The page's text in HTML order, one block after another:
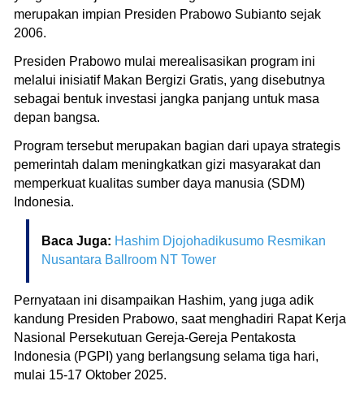
merupakan impian Presiden Prabowo Subianto sejak
2006.
Presiden Prabowo mulai merealisasikan program ini
melalui inisiatif Makan Bergizi Gratis, yang disebutnya
sebagai bentuk investasi jangka panjang untuk masa
depan bangsa.
Program tersebut merupakan bagian dari upaya strategis
pemerintah dalam meningkatkan gizi masyarakat dan
memperkuat kualitas sumber daya manusia (SDM)
Indonesia.
Baca Juga: Hashim Djojohadikusumo Resmikan
Nusantara Ballroom NT Tower
Pernyataan ini disampaikan Hashim, yang juga adik
kandung Presiden Prabowo, saat menghadiri Rapat Kerja
Nasional Persekutuan Gereja-Gereja Pentakosta
Indonesia (PGPI) yang berlangsung selama tiga hari,
mulai 15-17 Oktober 2025.